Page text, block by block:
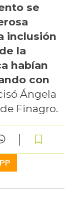
se
inclusión
la
habían
con
Ángela
Finagro.